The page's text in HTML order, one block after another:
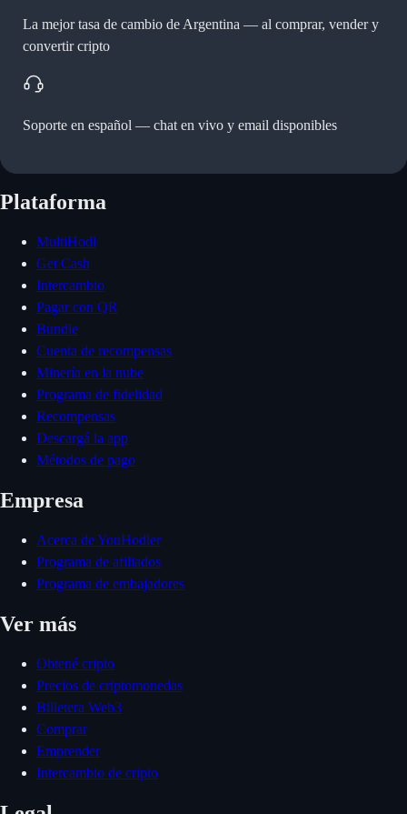
La mejor tasa de cambio de Argentina — al comprar, vender y
convertir cripto
Soporte en español — chat en vivo y email disponibles
Plataforma
MultiHodl
Get Cash
Intercambio
Pagar con QR
Bundle
Cuenta de recompensas
Minería en la nube
Programa de fidelidad
Recompensas
Descargá la app
Métodos de pago
Empresa
Acerca de YouHodler
Programa de afiliados
Programa de embajadores
Ver más
Obtené cripto
Precios de criptomonedas
Billetera Web3
Comprar
Emprender
Intercambio de cripto